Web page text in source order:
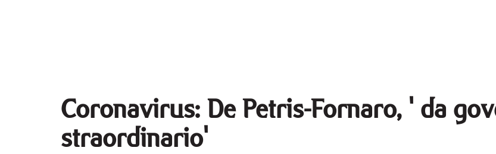
Coronavirus: De Petris-Fornaro, ' da
straordinario'